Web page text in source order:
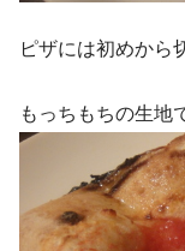
ピザには初めから
もっちもちの生